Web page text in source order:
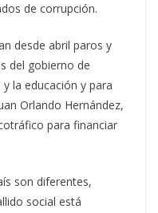
de corrupción.
desde abril paros y
del gobierno de
la educación y para
Orlando Hernández,
para financiar
son diferentes,
social está